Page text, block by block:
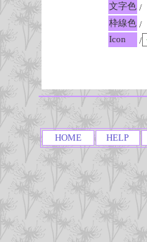
文字色 /
枠線色 /
Icon
/
HOME HELP